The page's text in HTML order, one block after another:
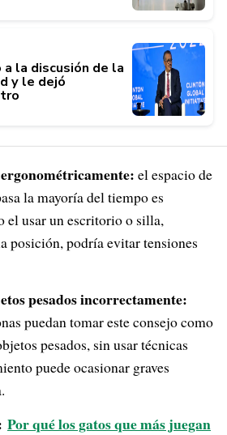
la discusión de la
y le dejó
el espacio de
la mayoría del tiempo es
el usar un escritorio o silla,
posición, podría evitar tensiones
pesados incorrectamente:
puedan tomar este consejo como
pesados, sin usar técnicas
puede ocasionar graves
Por qué los gatos que más juegan